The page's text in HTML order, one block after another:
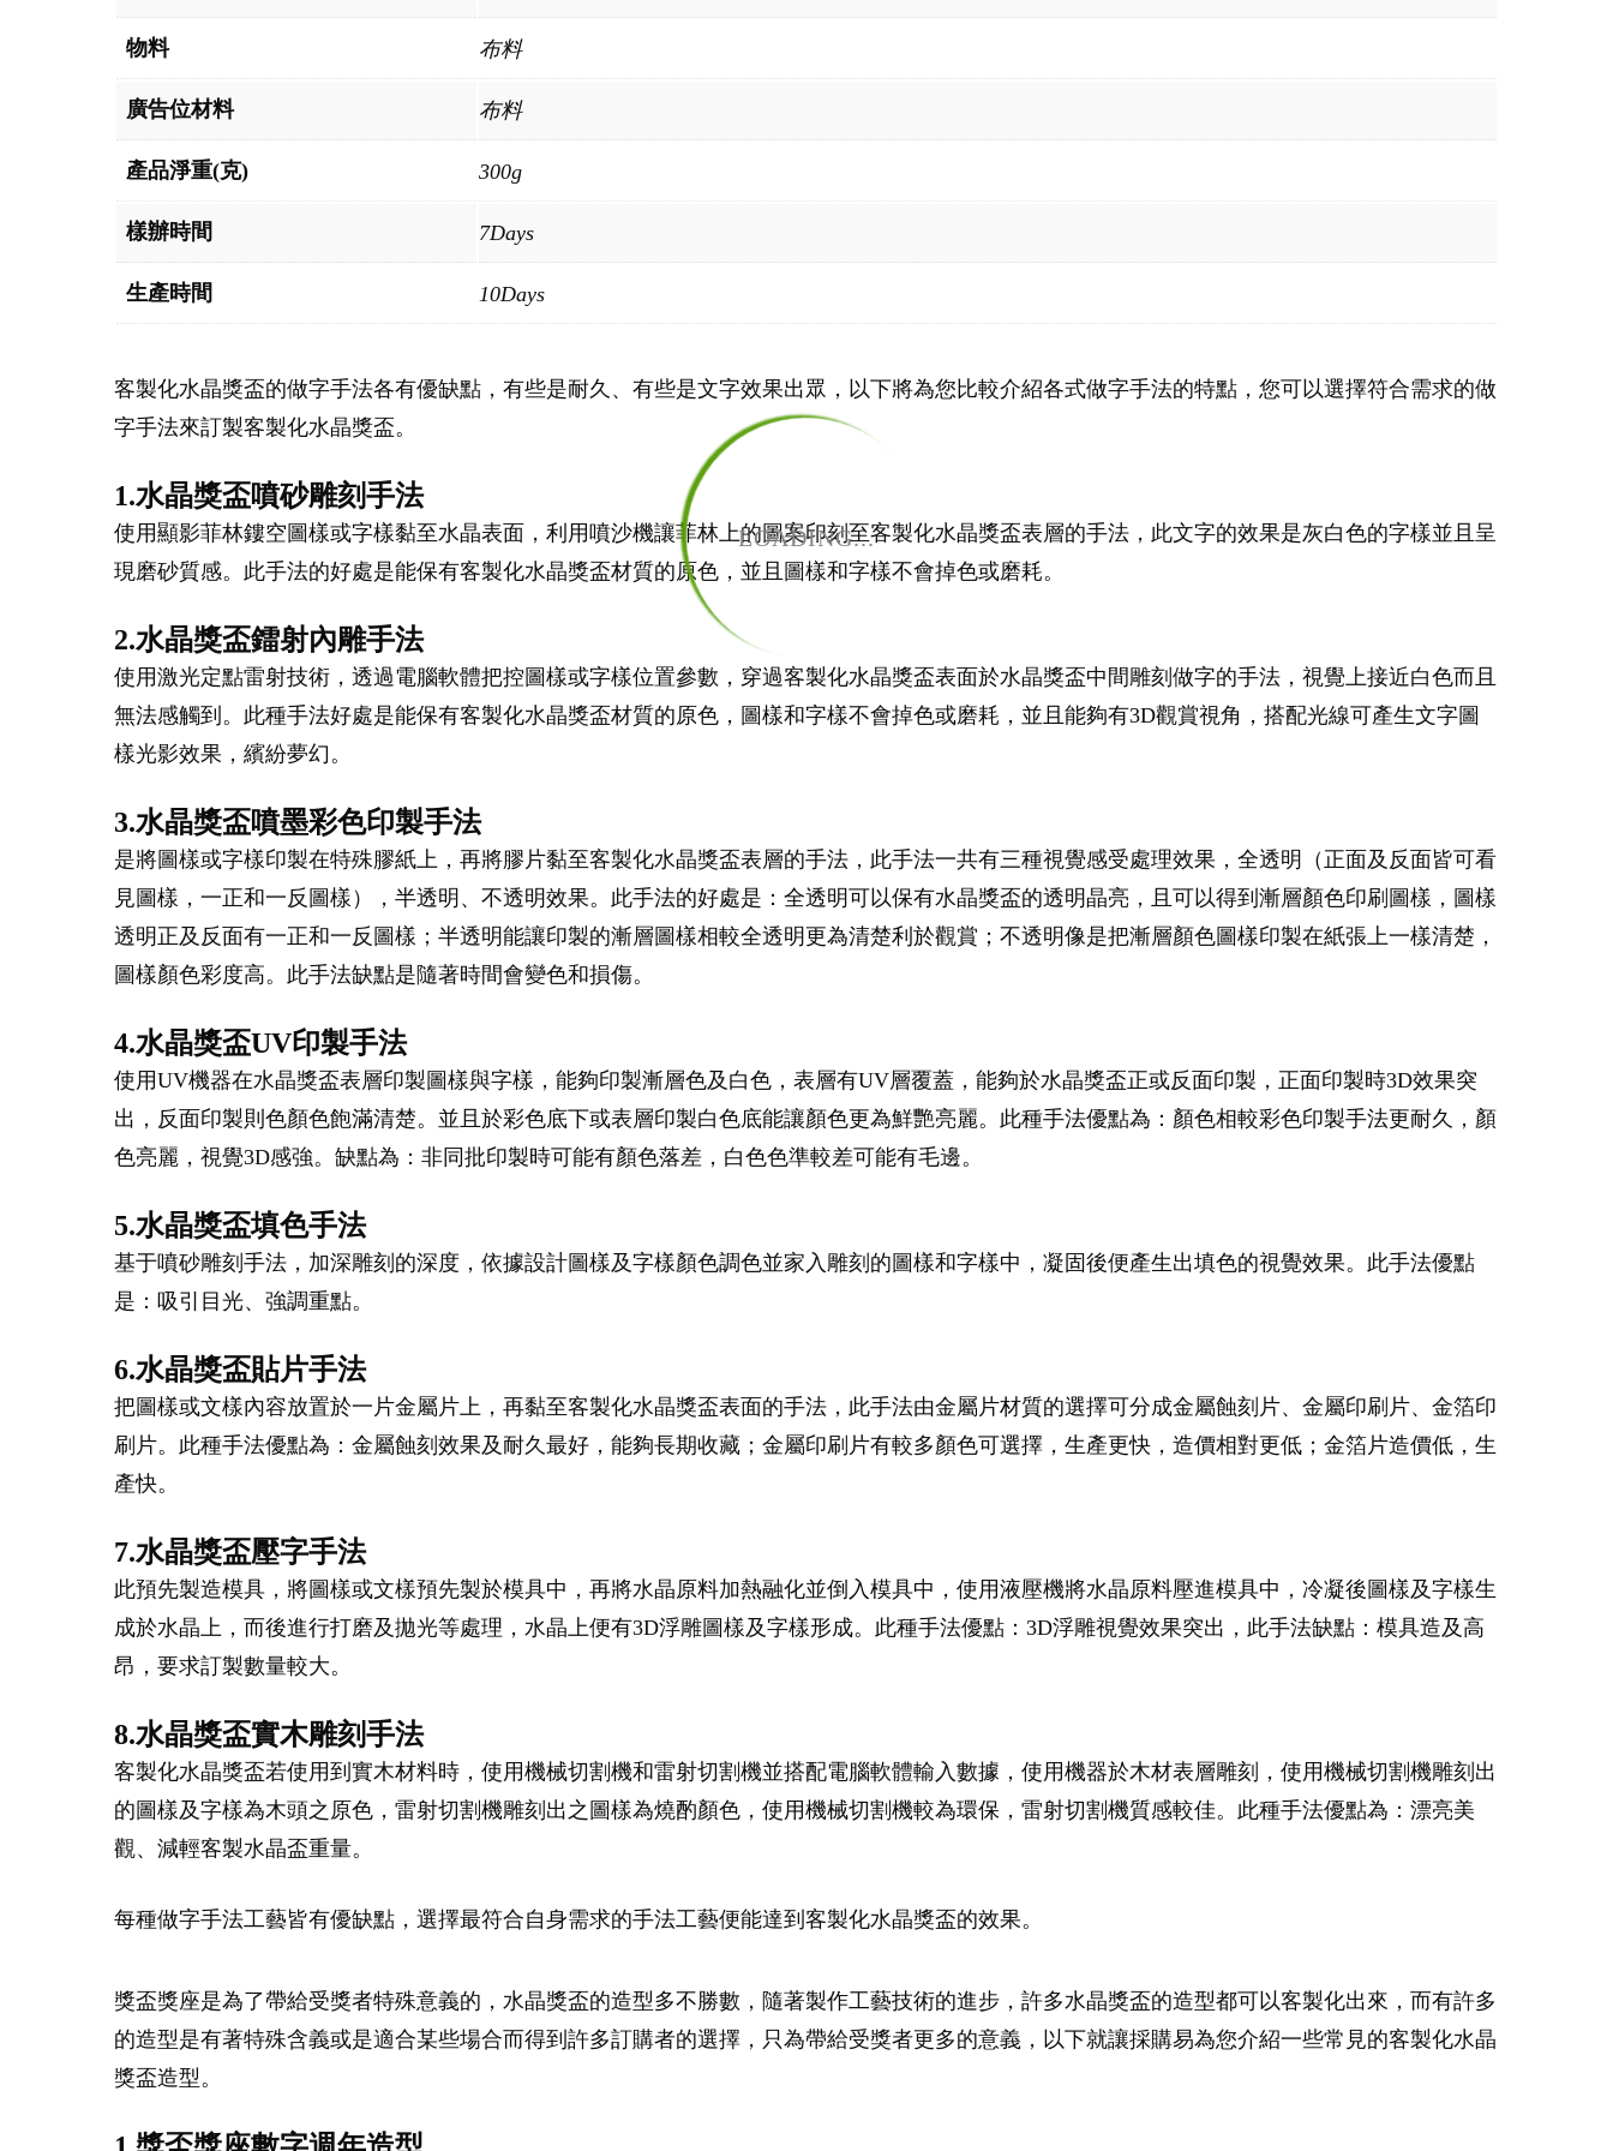
LOADING...
物料 布料
廣告位材料 布料
產品淨重(克) 300g
樣辦時間 7Days
生產時間 10Days
客製化水晶獎盃的做字手法各有優缺點，有些是耐久、有些是文字效果出眾，以下將為您比較介紹各式做字手法的特點，您可以選擇符合需求的做
字手法來訂製客製化水晶獎盃。
1.水晶獎盃噴砂雕刻手法
使用顯影菲林鏤空圖樣或字樣黏至水晶表面，利用噴沙機讓菲林上的圖案印刻至客製化水晶獎盃表層的手法，此文字的效果是灰白色的字樣並且呈
現磨砂質感。此手法的好處是能保有客製化水晶獎盃材質的原色，並且圖樣和字樣不會掉色或磨耗。
2.水晶獎盃鐳射內雕手法
使用激光定點雷射技術，透過電腦軟體把控圖樣或字樣位置參數，穿過客製化水晶獎盃表面於水晶獎盃中間雕刻做字的手法，視覺上接近白色而且
無法感觸到。此種手法好處是能保有客製化水晶獎盃材質的原色，圖樣和字樣不會掉色或磨耗，並且能夠有3D觀賞視角，搭配光線可產生文字圖
樣光影效果，繽紛夢幻。
3.水晶獎盃噴墨彩色印製手法
是將圖樣或字樣印製在特殊膠紙上，再將膠片黏至客製化水晶獎盃表層的手法，此手法一共有三種視覺感受處理效果，全透明（正面及反面皆可看
見圖樣，一正和一反圖樣），半透明、不透明效果。此手法的好處是：全透明可以保有水晶獎盃的透明晶亮，且可以得到漸層顏色印刷圖樣，圖樣
透明正及反面有一正和一反圖樣；半透明能讓印製的漸層圖樣相較全透明更為清楚利於觀賞；不透明像是把漸層顏色圖樣印製在紙張上一樣清楚，
圖樣顏色彩度高。此手法缺點是隨著時間會變色和損傷。
4.水晶獎盃UV印製手法
使用UV機器在水晶獎盃表層印製圖樣與字樣，能夠印製漸層色及白色，表層有UV層覆蓋，能夠於水晶獎盃正或反面印製，正面印製時3D效果突
出，反面印製則色顏色飽滿清楚。並且於彩色底下或表層印製白色底能讓顏色更為鮮艷亮麗。此種手法優點為：顏色相較彩色印製手法更耐久，顏
色亮麗，視覺3D感強。缺點為：非同批印製時可能有顏色落差，白色色準較差可能有毛邊。
5.水晶獎盃填色手法
基于噴砂雕刻手法，加深雕刻的深度，依據設計圖樣及字樣顏色調色並家入雕刻的圖樣和字樣中，凝固後便產生出填色的視覺效果。此手法優點
是：吸引目光、強調重點。
6.水晶獎盃貼片手法
把圖樣或文樣內容放置於一片金屬片上，再黏至客製化水晶獎盃表面的手法，此手法由金屬片材質的選擇可分成金屬蝕刻片、金屬印刷片、金箔印
刷片。此種手法優點為：金屬蝕刻效果及耐久最好，能夠長期收藏；金屬印刷片有較多顏色可選擇，生產更快，造價相對更低；金箔片造價低，生
產快。
7.水晶獎盃壓字手法
此預先製造模具，將圖樣或文樣預先製於模具中，再將水晶原料加熱融化並倒入模具中，使用液壓機將水晶原料壓進模具中，冷凝後圖樣及字樣生
成於水晶上，而後進行打磨及拋光等處理，水晶上便有3D浮雕圖樣及字樣形成。此種手法優點：3D浮雕視覺效果突出，此手法缺點：模具造及高
昂，要求訂製數量較大。
8.水晶獎盃實木雕刻手法
客製化水晶獎盃若使用到實木材料時，使用機械切割機和雷射切割機並搭配電腦軟體輸入數據，使用機器於木材表層雕刻，使用機械切割機雕刻出
的圖樣及字樣為木頭之原色，雷射切割機雕刻出之圖樣為燒酌顏色，使用機械切割機較為環保，雷射切割機質感較佳。此種手法優點為：漂亮美
觀、減輕客製水晶盃重量。
每種做字手法工藝皆有優缺點，選擇最符合自身需求的手法工藝便能達到客製化水晶獎盃的效果。
獎盃獎座是為了帶給受獎者特殊意義的，水晶獎盃的造型多不勝數，隨著製作工藝技術的進步，許多水晶獎盃的造型都可以客製化出來，而有許多
的造型是有著特殊含義或是適合某些場合而得到許多訂購者的選擇，只為帶給受獎者更多的意義，以下就讓採購易為您介紹一些常見的客製化水晶
獎盃造型。